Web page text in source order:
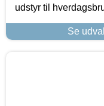
udstyr til
Se